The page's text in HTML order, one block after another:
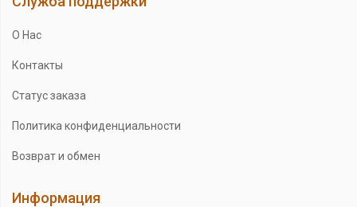
О Нас
Контакты
Статус заказа
Политика конфиденциальности
Возврат и обмен
Информация